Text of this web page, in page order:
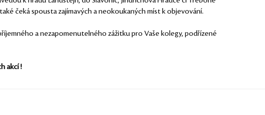
čeká spousta zajímavých a neokoukaných míst k objevování.
a nezapomenutelného zážitku pro Vaše kolegy, podřízené
akcí !